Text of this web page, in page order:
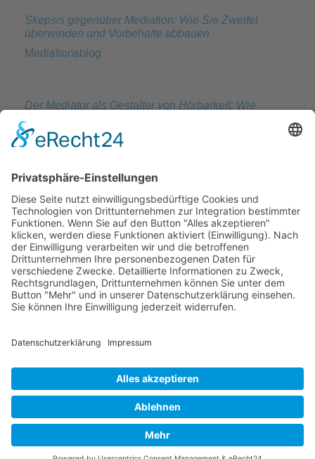
Skepsis gegenüber Mediation: Wie Sie Zweifel
überwinden und Vorbehalte abbauen
Mediationsblog
Der Mediator als Gestalter von Hörbarkeit: Wie
Dialogräume entstehen und Verständigung gelingt
Mediationsblog
erfolgreicher Verhandlungsstrategien
Mediationsblog
Verhandeln statt Streiten: Wie Sie Konflikte
konstruktiv lösen
Mediationsblog
© 2026 Frank Hartung Ihr Mediator bei Konflikten in Familie,
Erbschaft, Beruf, Wirtschaft und Schule
🏠 06844 Dessau-Roßlau Albrechtstraße 116 ☎0340 530
952 03